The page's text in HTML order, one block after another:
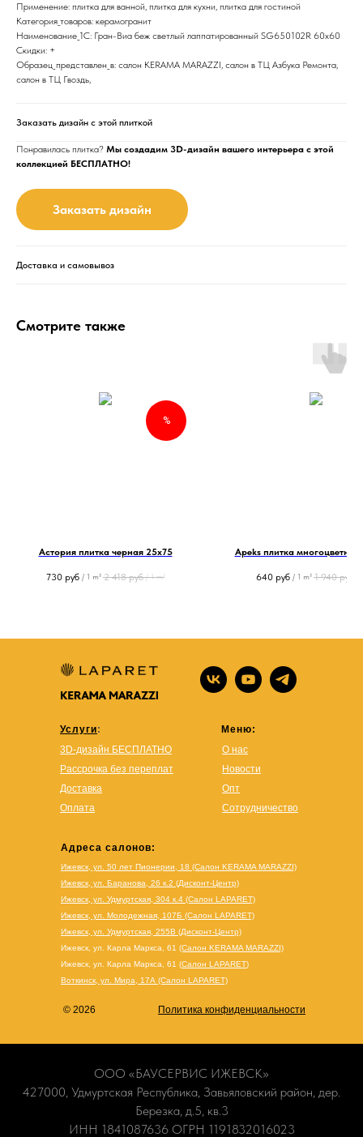
Применение: плитка для ванной, плитка для кухни, плитка для гостиной
Категория_товаров: керамогранит
Наименование_1С: Гран-Виа беж светлый лаппатированный SG650102R 60х60
Скидки: +
Образец_представлен_в: салон KERAMA MARAZZI, салон в ТЦ Азбука Ремонта,
салон в ТЦ Гвоздь,
Заказать дизайн с этой плиткой
Понравилась плитка? Мы создадим 3D-дизайн вашего интерьера с этой
коллекцией БЕСПЛАТНО!
Заказать дизайн
Доставка и самовывоз
Смотрите также
%
Астория плитка черная 25х75
730 руб / 1 m² 2 418 руб / 1 m²
Apeks плитка многоцветная
640 руб / 1 m² 1 940 руб
Услуги:
3D-дизайн БЕСПЛАТНО
Рассрочка без переплат
Доставка
Оплата
Меню:
О нас
Новости
Опт
Сотрудничество
Адреса салонов:
Ижевск, ул. 50 лет Пионерии, 18 (Салон KERAMA MARAZZI)
Ижевск, ул. Баранова, 26 к.2 (Дисконт-Центр)
Ижевск, ул. Удмуртская, 304 к.4 (Салон LAPARET)
Ижевск, ул. Молодежная, 107Б (Салон LAPARET)
Ижевск, ул. Удмуртская, 255В (Дисконт-Центр)
Ижевск, ул. Карла Маркса, 61 (Салон KERAMA MARAZZI)
Ижевск, ул. Карла Маркса, 61 (Салон LAPARET)
Воткинск, ул. Мира, 17А (Салон LAPARET)
© 2026 Политика конфиденциальности
ООО «БАУСЕРВИС ИЖЕВСК»
427000, Удмуртская Республика, Завьяловский район, дер.
Березка, д.5, кв.3
ИНН 1841087636 ОГРН 1191832016023